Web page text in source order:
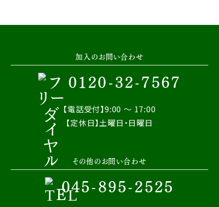
加入のお問い合わせ
0120-32-7567
【電話受付】9:00 ～ 17:00
【定休日】土曜日・日曜日
その他のお問い合わせ
045-895-2525